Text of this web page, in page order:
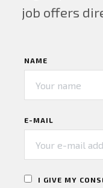
job offers
NAME
E-MAIL
I GIVE MY